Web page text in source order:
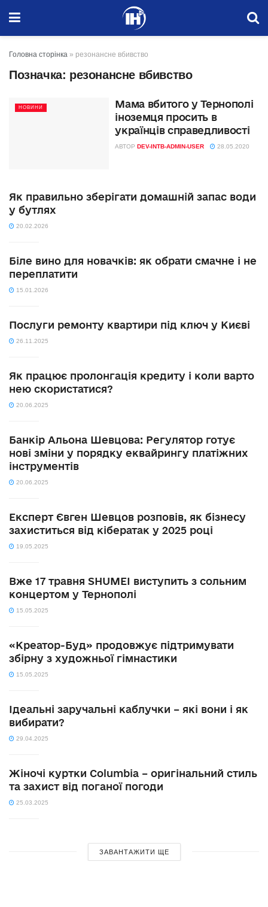
Головна сторінка » резонансне вбивство
Позначка: резонансне вбивство
НОВИНИ
Мама вбитого у Тернополі
іноземця просить в
українців справедливості
АВТОР DEV-INTB-ADMIN-USER 28.05.2020
Як правильно зберігати домашній запас води
у бутлях
20.02.2026
Біле вино для новачків: як обрати смачне і не
переплатити
15.01.2026
Послуги ремонту квартири під ключ у Києві
26.11.2025
Як працює пролонгація кредиту і коли варто
нею скористатися?
20.06.2025
Банкір Альона Шевцова: Регулятор готує
нові зміни у порядку еквайрингу платіжних
інструментів
20.06.2025
Експерт Євген Шевцов розповів, як бізнесу
захиститься від кібератак у 2025 році
19.05.2025
Вже 17 травня SHUMEI виступить з сольним
концертом у Тернополі
15.05.2025
«Креатор-Буд» продовжує підтримувати
збірну з художньої гімнастики
15.05.2025
Ідеальні заручальні каблучки – які вони і як
вибирати?
29.04.2025
Жіночі куртки Columbia – оригінальний стиль
та захист від поганої погоди
25.03.2025
ЗАВАНТАЖИТИ ЩЕ